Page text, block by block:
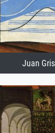
Juan Gris